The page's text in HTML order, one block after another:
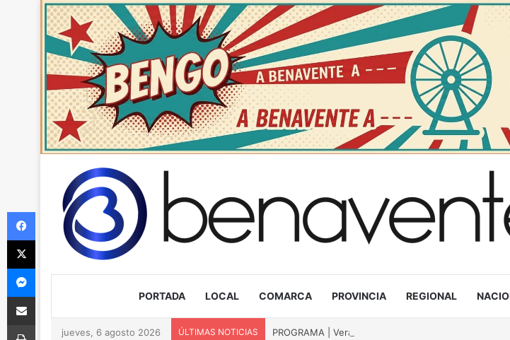
PORTADA LOCAL COMARCA PROVINCIA REGIONAL
jueves, 6 agosto 2026 ÚLTIMAS NOTICIAS PROGRAMA | Verano cultural en Bretó 2026
Facebook
X
Messenger
Compartir via Email